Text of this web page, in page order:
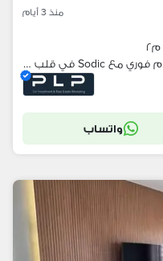
منذ 3 أيام
شقه للايجار متشطبه بالتكيفات استلام فوري مع Sodic في قلب التجمع الخامس Apartment for rent in Villete Sodic
واتساب